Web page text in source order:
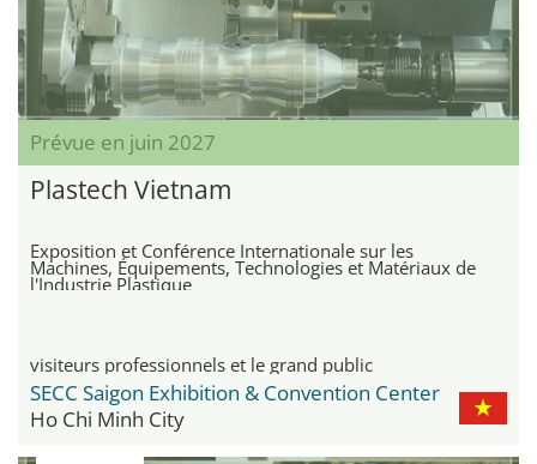
Prévue en juin 2027
Plastech Vietnam
Exposition et Conférence Internationale sur les
Machines, Équipements, Technologies et Matériaux de
l'Industrie Plastique
visiteurs professionnels et le grand public
SECC Saigon Exhibition & Convention Center
Ho Chi Minh City